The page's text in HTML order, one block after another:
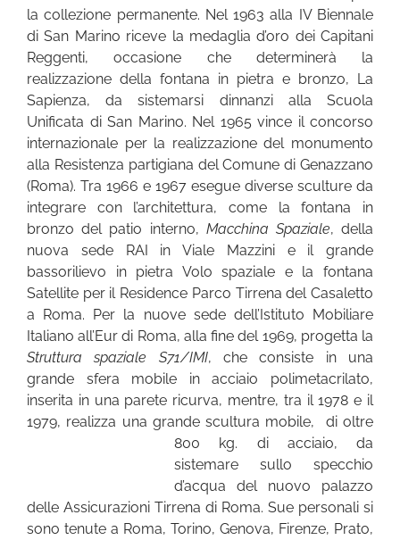
la collezione permanente. Nel 1963 alla IV Biennale
di San Marino riceve la medaglia d’oro dei Capitani
Reggenti, occasione che determinerà la
realizzazione della fontana in pietra e bronzo, La
Sapienza, da sistemarsi dinnanzi alla Scuola
Unificata di San Marino. Nel 1965 vince il concorso
internazionale per la realizzazione del monumento
alla Resistenza partigiana del Comune di Genazzano
(Roma). Tra 1966 e 1967 esegue diverse sculture da
integrare con l’architettura, come la fontana in
bronzo del patio interno, Macchina Spaziale, della
nuova sede RAI in Viale Mazzini e il grande
bassorilievo in pietra Volo spaziale e la fontana
Satellite per il Residence Parco Tirrena del Casaletto
a Roma. Per la nuove sede dell’Istituto Mobiliare
Italiano all’Eur di Roma, alla fine del 1969, progetta la
Struttura spaziale
S71/IMI, che consiste in una
grande sfera mobile in acciaio polimetacrilato,
inserita in una parete ricurva, mentre, tra il 1978 e il
1979, realizza una grande scultura mobile,
di oltre
800 kg. di acciaio, da
sistemare sullo specchio
d’acqua del nuovo palazzo
delle Assicurazioni Tirrena di Roma. Sue personali si
sono tenute a Roma, Torino, Genova, Firenze, Prato,